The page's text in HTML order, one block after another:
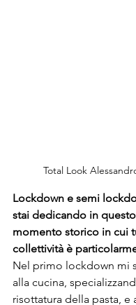
Total Look
Lockdown e semi
stai dedicando in
momento storico in cui
collettività è
Nel primo lockdown mi
alla cucina,
risottatura della pasta, e